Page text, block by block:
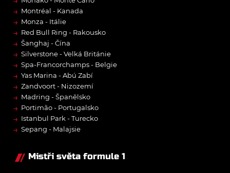
→ Montréal - Kanada
→ Monza - Itálie
→ Red Bull Ring - Rakousko
→ Šanghaj - Čína
→ Silverstone - Velká Británie
→ Spa-Francorchamps - Belgie
→ Yas Marina - Abú Zabí
→ Zandvoort - Nizozemí
→ Madring - Španělsko
→ Portimão - Portugalsko
→ Istanbul Park - Turecko
→ Sepang - Malajsie
Mistři světa formule 1